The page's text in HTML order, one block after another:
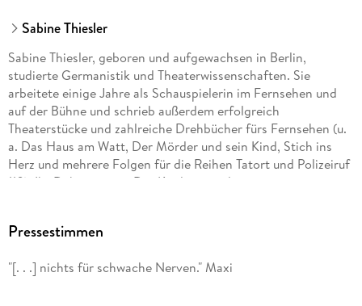
Sabine Thiesler
Sabine Thiesler, geboren und aufgewachsen in Berlin,
studierte Germanistik und Theaterwissenschaften. Sie
arbeitete einige Jahre als Schauspielerin im Fernsehen und
auf der Bühne und schrieb außerdem erfolgreich
Theaterstücke und zahlreiche Drehbücher fürs Fernsehen (u.
a. Das Haus am Watt, Der Mörder und sein Kind, Stich ins
Herz und mehrere Folgen für die Reihen Tatort und Polizeiruf
110). Ihr Debütroman »Der Kindersammler« war ein
Pressestimmen
"[. . .] nichts für schwache Nerven." Maxi